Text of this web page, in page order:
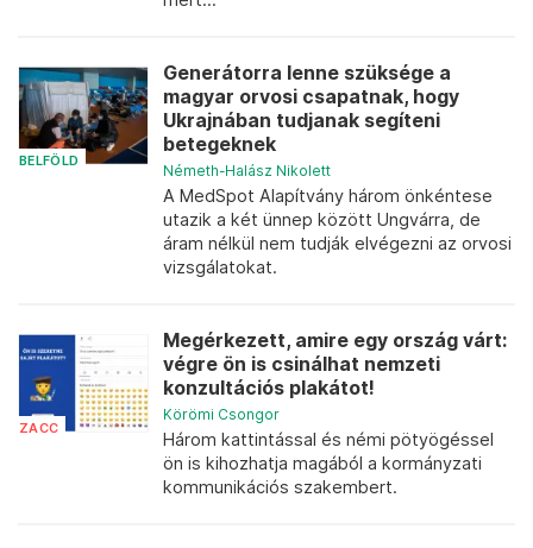
BELFÖLD
Generátorra lenne szüksége a
magyar orvosi csapatnak, hogy
Ukrajnában tudjanak segíteni
betegeknek
Németh-Halász Nikolett
A MedSpot Alapítvány három önkéntese
utazik a két ünnep között Ungvárra, de
áram nélkül nem tudják elvégezni az orvosi
vizsgálatokat.
ZACC
Megérkezett, amire egy ország várt:
végre ön is csinálhat nemzeti
konzultációs plakátot!
Körömi Csongor
Három kattintással és némi pötyögéssel
ön is kihozhatja magából a kormányzati
kommunikációs szakembert.